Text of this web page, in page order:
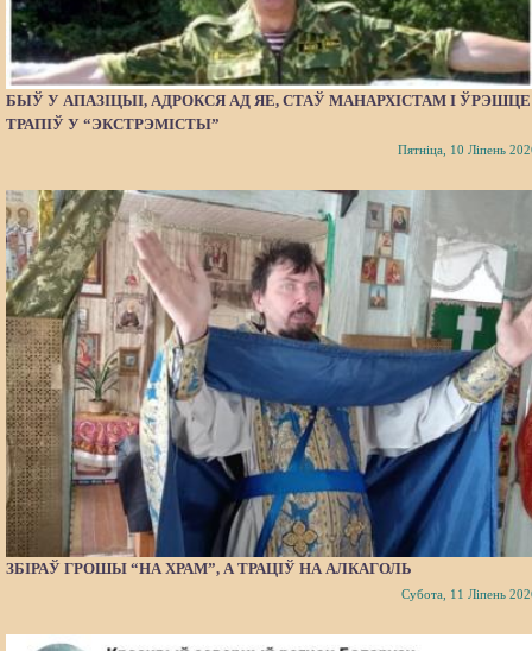
БЫЎ У АПАЗІЦЫІ, АДРОКСЯ АД ЯЕ, СТАЎ МАНАРХІСТАМ І ЎРЭШЦЕ
ТРАПІЎ У “ЭКСТРЭМІСТЫ”
Пятніца, 10 Ліпень
ЗБІРАЎ ГРОШЫ “НА ХРАМ”, А ТРАЦІЎ НА АЛКАГОЛЬ
Субота, 11 Ліпень